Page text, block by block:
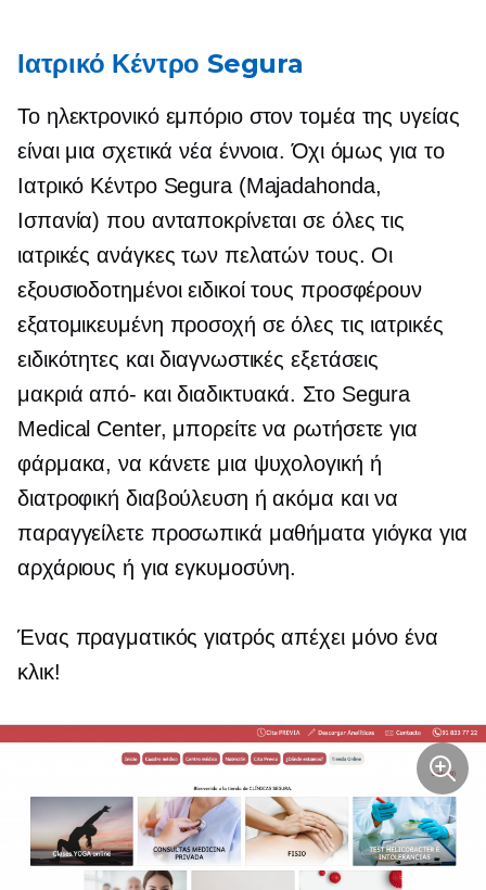
Ιατρικό Κέντρο Segura
Το ηλεκτρονικό εμπόριο στον τομέα της υγείας
είναι μια σχετικά νέα έννοια. Όχι όμως για το
Ιατρικό Κέντρο Segura (Majadahonda,
Ισπανία) που ανταποκρίνεται σε όλες τις
ιατρικές ανάγκες των πελατών τους. Οι
εξουσιοδοτημένοι ειδικοί τους προσφέρουν
εξατομικευμένη προσοχή σε όλες τις ιατρικές
ειδικότητες και διαγνωστικές εξετάσεις
μακριά από- και διαδικτυακά. Στο Segura
Medical Center, μπορείτε να ρωτήσετε για
φάρμακα, να κάνετε μια ψυχολογική ή
διατροφική διαβούλευση ή ακόμα και να
παραγγείλετε προσωπικά μαθήματα γιόγκα για
αρχάριους ή για εγκυμοσύνη.
Ένας πραγματικός γιατρός απέχει μόνο ένα
κλικ!